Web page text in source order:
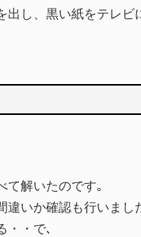
出し、黒い紙をテレビ
て解いたのです｡
違いか確認も行いまし
・・で､